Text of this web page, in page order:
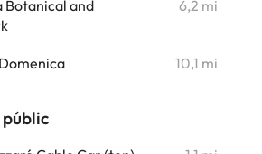
Botanical and
6,2 mi
10,1 mi